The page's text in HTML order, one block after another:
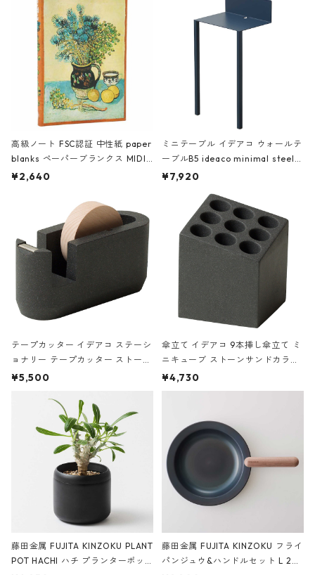
高級ノート FSC認証 中性紙 paper
blanks ペーパーブランクス MIDI
ハードカバー 罫線 ヴァン・ゴッホ
¥2,640
ミニテーブル イデアコ ウォールテ
ーブルB5 ideaco minimal steel f
urniture WALL Table B5 ネイビー
¥7,920
テープカッター イデアコ ステーシ
ョナリー テープカッター ストーン
サンドカラー 石調 ideaco Station
¥5,500
傘立て イデアコ 9本挿し傘立て ミ
ニキューブ ストーンサンドカラー
石調 ideaco Umbrella Stand CUB
E ストーンサンドブラック
¥4,730
藤田金属 FUJITA KINZOKU PLANT
POT HACHI ハチ プランターポッ
藤田金属 FUJITA KINZOKU フライ
パンジュウ&ハンドルセット L 24c